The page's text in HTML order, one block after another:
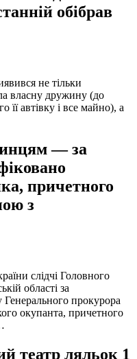
обібрав
не тільки
власну дружину (до
її автівку і все майно), а
— за
причетного
з
слідчі Головного
області за
Генерального прокурора
окупанта, причетного
театр ляльок 1